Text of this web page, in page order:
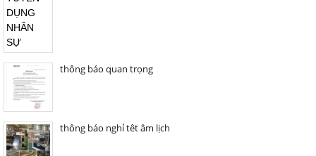
thông báo quan trọng
thông báo nghỉ têt âm lịch